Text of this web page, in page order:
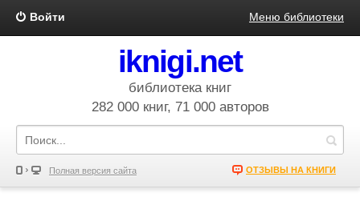
Войти Меню библиотеки
iknigi.net
библиотека книг
282 000 книг, 71 000 авторов
Полная версия сайта ОТЗЫВЫ НА КНИГИ